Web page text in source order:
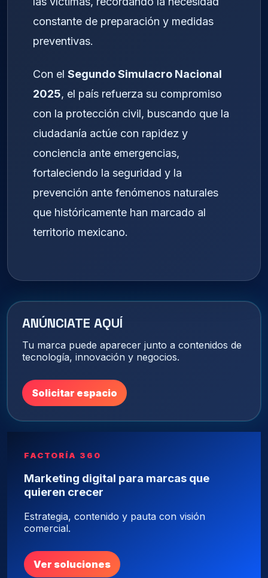
constante de preparación y medidas
preventivas.
Con el Segundo Simulacro Nacional
2025, el país refuerza su compromiso
con la protección civil, buscando que la
ciudadanía actúe con rapidez y
conciencia ante emergencias,
fortaleciendo la seguridad y la
prevención ante fenómenos naturales
que históricamente han marcado al
territorio mexicano.
ANÚNCIATE AQUÍ
Tu marca puede aparecer junto a contenidos de
tecnología, innovación y negocios.
Solicitar espacio
FACTORÍA 360
Marketing digital para marcas que
quieren crecer
Estrategia, contenido y pauta con visión
comercial.
Ver soluciones